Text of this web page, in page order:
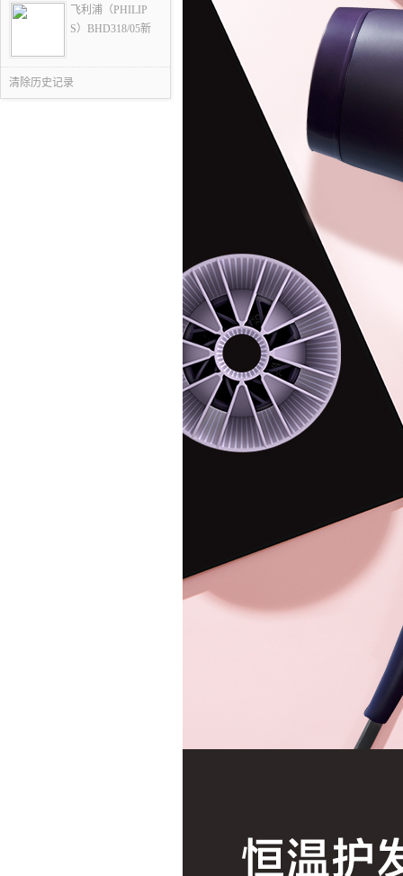
飞利浦（PHILIP
S）BHD318/05新
清除历史记录